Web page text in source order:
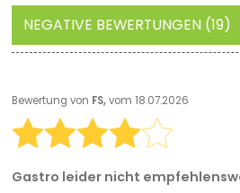
NEGATIVE BEWERTUNGEN (19)
Bewertung von FS,vom 18.07.2026
Gastro leider nicht